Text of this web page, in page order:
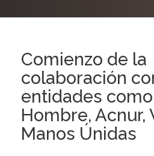
Comienzo de la
colaboración
entidades
Hombre, Acnur,
Manos Únidas